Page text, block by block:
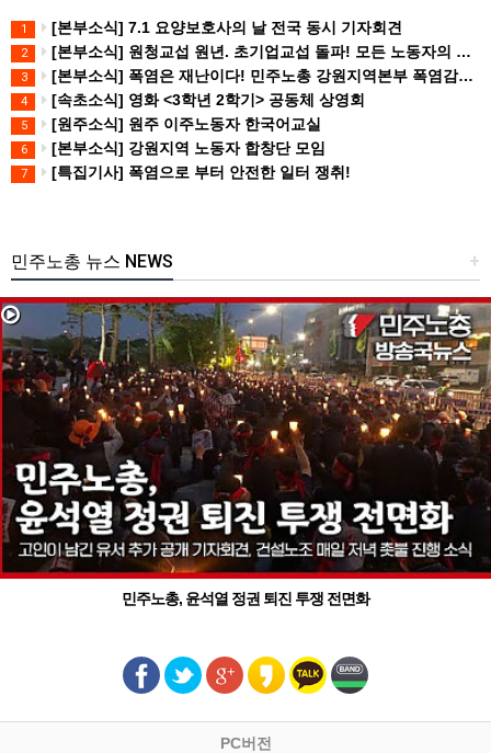
1 [본부소식] 7.1 요양보호사의 날 전국 동시 기자회견
2 [본부소식] 원청교섭 원년. 초기업교섭 돌파! 모든 노동자의 노동기본권 쟁취! 민주노총 7.15 총파업대회
3 [본부소식] 폭염은 재난이다! 민주노총 강원지역본부 폭염감시단 선포 기자회견
4 [속초소식] 영화 <3학년 2학기> 공동체 상영회
5 [원주소식] 원주 이주노동자 한국어교실
6 [본부소식] 강원지역 노동자 합창단 모임
7 [특집기사] 폭염으로 부터 안전한 일터 쟁취!
+
민주노총 뉴스 NEWS
민주노총, 윤석열 정권 퇴진 투쟁 전면화
PC버전